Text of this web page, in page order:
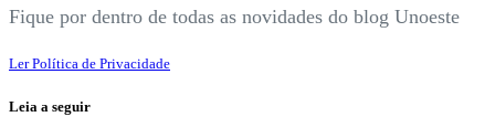
Fique por dentro de todas as novidades do blog Unoeste
Ler Política de Privacidade
Leia a seguir